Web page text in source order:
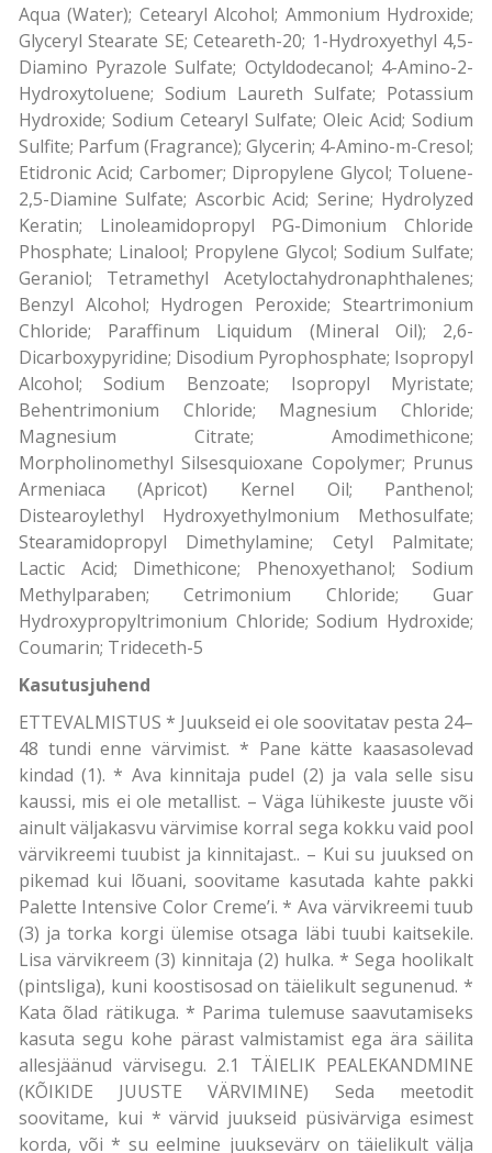
Aqua (Water); Cetearyl Alcohol; Ammonium Hydroxide;
Glyceryl Stearate SE; Ceteareth-20; 1-Hydroxyethyl 4,5-
Diamino Pyrazole Sulfate; Octyldodecanol; 4-Amino-2-
Hydroxytoluene; Sodium Laureth Sulfate; Potassium
Hydroxide; Sodium Cetearyl Sulfate; Oleic Acid; Sodium
Sulfite; Parfum (Fragrance); Glycerin; 4-Amino-m-Cresol;
Etidronic Acid; Carbomer; Dipropylene Glycol; Toluene-
2,5-Diamine Sulfate; Ascorbic Acid; Serine; Hydrolyzed
Keratin; Linoleamidopropyl PG-Dimonium Chloride
Phosphate; Linalool; Propylene Glycol; Sodium Sulfate;
Geraniol; Tetramethyl Acetyloctahydronaphthalenes;
Benzyl Alcohol; Hydrogen Peroxide; Steartrimonium
Chloride; Paraffinum Liquidum (Mineral Oil); 2,6-
Dicarboxypyridine; Disodium Pyrophosphate; Isopropyl
Alcohol; Sodium Benzoate; Isopropyl Myristate;
Behentrimonium Chloride; Magnesium Chloride;
Magnesium Citrate; Amodimethicone;
Morpholinomethyl Silsesquioxane Copolymer; Prunus
Armeniaca (Apricot) Kernel Oil; Panthenol;
Distearoylethyl Hydroxyethylmonium Methosulfate;
Stearamidopropyl Dimethylamine; Cetyl Palmitate;
Lactic Acid; Dimethicone; Phenoxyethanol; Sodium
Methylparaben; Cetrimonium Chloride; Guar
Hydroxypropyltrimonium Chloride; Sodium Hydroxide;
Coumarin; Trideceth-5
Kasutusjuhend
ETTEVALMISTUS * Juukseid ei ole soovitatav pesta 24–
48 tundi enne värvimist. * Pane kätte kaasasolevad
kindad (1). * Ava kinnitaja pudel (2) ja vala selle sisu
kaussi, mis ei ole metallist. – Väga lühikeste juuste või
ainult väljakasvu värvimise korral sega kokku vaid pool
värvikreemi tuubist ja kinnitajast.. – Kui su juuksed on
pikemad kui lõuani, soovitame kasutada kahte pakki
Palette Intensive Color Creme’i. * Ava värvikreemi tuub
(3) ja torka korgi ülemise otsaga läbi tuubi kaitsekile.
Lisa värvikreem (3) kinnitaja (2) hulka. * Sega hoolikalt
(pintsliga), kuni koostisosad on täielikult segunenud. *
Kata õlad rätikuga. * Parima tulemuse saavutamiseks
kasuta segu kohe pärast valmistamist ega ära säilita
allesjäänud värvisegu. 2.1 TÄIELIK PEALEKANDMINE
(KÕIKIDE JUUSTE VÄRVIMINE) Seda meetodit
soovitame, kui * värvid juukseid püsivärviga esimest
korda, või * su eelmine juuksevärv on täielikult välja